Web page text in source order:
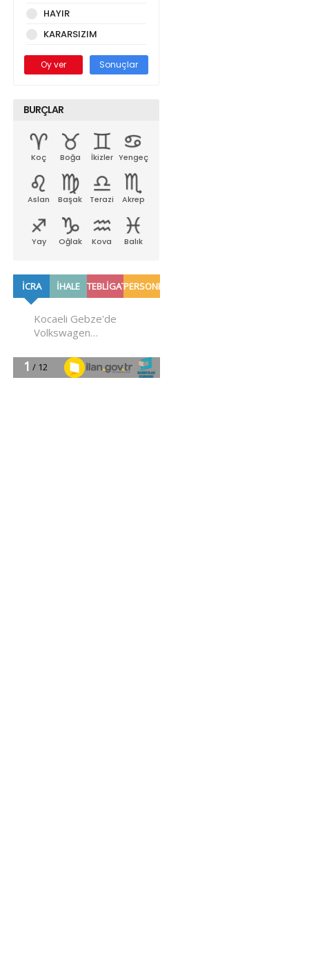
HAYIR
KARARSIZIM
Oy ver Sonuçlar
BURÇLAR
Koç Boğa İkizler Yengeç
Aslan Başak Terazi Akrep
Yay Oğlak Kova Balık